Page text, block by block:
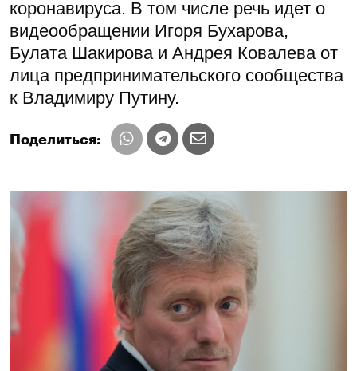
коронавируса. В том числе речь идет о
видеообращении Игоря Бухарова,
Булата Шакирова и Андрея Ковалева от
лица предпринимательского сообщества
к Владимиру Путину.
Поделиться: